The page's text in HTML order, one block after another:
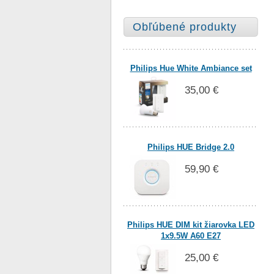
Obľúbené produkty
Philips Hue White Ambiance set
35,00 €
Philips HUE Bridge 2.0
59,90 €
Philips HUE DIM kit žiarovka LED
1x9.5W A60 E27
25,00 €